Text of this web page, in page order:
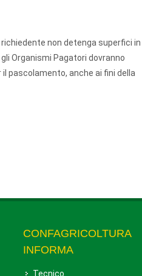
richiedente non detenga superfici in
Organismi Pagatori dovranno
pascolamento, anche ai fini della
CONFAGRICOLTURA
INFORMA
Tecnico